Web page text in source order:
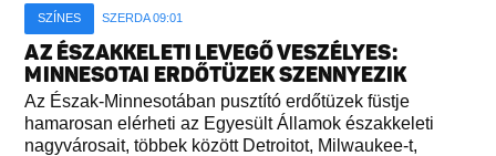
SZÍNES SZERDA 09:01
AZ ÉSZAKKELETI LEVEGŐ VESZÉLYES:
MINNESOTAI ERDŐTÜZEK SZENNYEZIK
Az Észak-Minnesotában pusztító erdőtüzek füstje
hamarosan elérheti az Egyesült Államok északkeleti
nagyvárosait, többek között Detroitot, Milwaukee-t,